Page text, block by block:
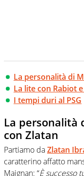
La personalità di
La lite con Rabiot
I tempi duri al PSG
La personalità
con Zlatan
Partiamo daZlatan
caratterino affatto
Maignan: “È successo